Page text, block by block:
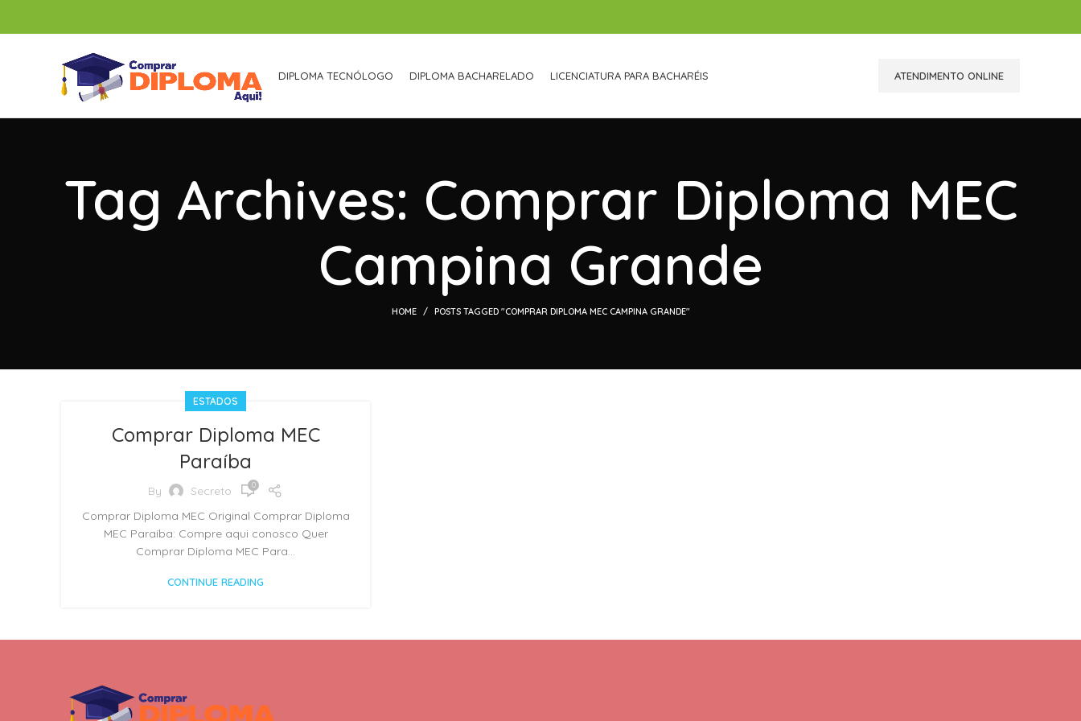
DIPLOMA TECNÓLOGO DIPLOMA BACHARELADO LICENCIATURA PARA BACHARÉIS ATENDIMENTO ONLINE
Tag Archives: Comprar Diploma MEC
Campina Grande
HOME POSTS TAGGED "COMPRAR DIPLOMA MEC CAMPINA GRANDE"
ESTADOS
Comprar Diploma MEC
Paraíba
By Secreto 0
Comprar Diploma MEC Original Comprar Diploma
MEC Paraíba: Compre aqui conosco Quer
Comprar Diploma MEC Para...
CONTINUE READING